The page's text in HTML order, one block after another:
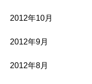
2012年10月
2012年9月
2012年8月